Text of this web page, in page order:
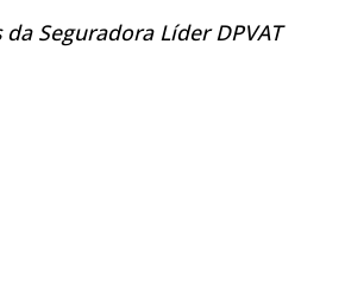
Seguradora Líder DPVAT